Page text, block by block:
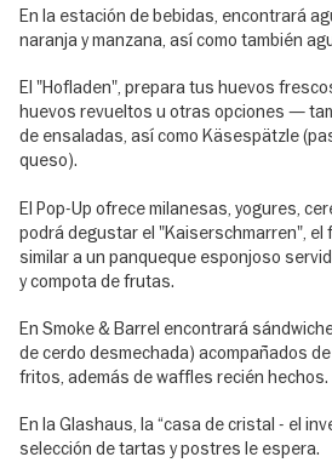
En la estación de bebidas, encontrará
naranja y manzana, así como también
El "Hofladen", prepara tus huevos
huevos revueltos u otras opciones —
de ensaladas, así como Käsespätzle
queso).
El Pop-Up ofrece milanesas, yogures,
podrá degustar el "Kaiserschmarren",
similar a un panqueque esponjoso
y compota de frutas.
En Smoke & Barrel encontrará
de cerdo desmechada) acompañados
fritos, además de waffles recién hechos.
En la Glashaus, la “casa de cristal - el
selección de tartas y postres le espera.